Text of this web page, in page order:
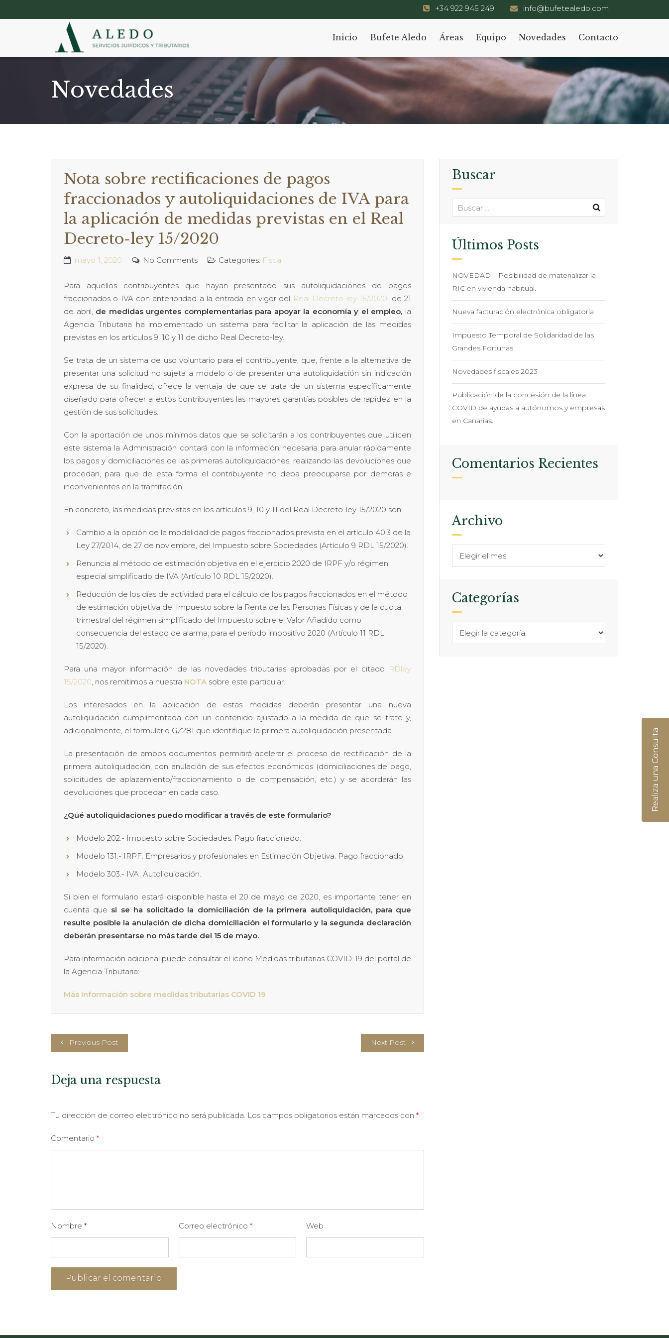
+34 922 945 249 info@bufetealedo.com
Inicio Bufete Aledo Áreas Equipo Novedades Contacto
Novedades
Nota sobre rectificaciones de pagos
fraccionados y autoliquidaciones de IVA para
la aplicación de medidas previstas en el Real
Decreto-ley 15/2020
mayo 1, 2020 No Comments Categories: Fiscal
Para aquellos contribuyentes que hayan presentado sus autoliquidaciones de pagos
fraccionados o IVA con anterioridad a la entrada en vigor del Real Decreto-ley 15/2020, de 21
de abril, de medidas urgentes complementarias para apoyar la economía y el empleo, la
Agencia Tributaria ha implementado un sistema para facilitar la aplicación de las medidas
previstas en los artículos 9, 10 y 11 de dicho Real Decreto-ley.
Se trata de un sistema de uso voluntario para el contribuyente, que, frente a la alternativa de
presentar una solicitud no sujeta a modelo o de presentar una autoliquidación sin indicación
expresa de su finalidad, ofrece la ventaja de que se trata de un sistema específicamente
diseñado para ofrecer a estos contribuyentes las mayores garantías posibles de rapidez en la
gestión de sus solicitudes.
Con la aportación de unos mínimos datos que se solicitarán a los contribuyentes que utilicen
este sistema la Administración contará con la información necesaria para anular rápidamente
los pagos y domiciliaciones de las primeras autoliquidaciones, realizando las devoluciones que
procedan, para que de esta forma el contribuyente no deba preocuparse por demoras e
inconvenientes en la tramitación.
En concreto, las medidas previstas en los artículos 9, 10 y 11 del Real Decreto-ley 15/2020 son:
Cambio a la opción de la modalidad de pagos fraccionados prevista en el artículo 40.3 de la
Ley 27/2014, de 27 de noviembre, del Impuesto sobre Sociedades (Artículo 9 RDL 15/2020).
Renuncia al método de estimación objetiva en el ejercicio 2020 de IRPF y/o régimen
especial simplificado de IVA (Artículo 10 RDL 15/2020).
Reducción de los días de actividad para el cálculo de los pagos fraccionados en el método
de estimación objetiva del Impuesto sobre la Renta de las Personas Físicas y de la cuota
trimestral del régimen simplificado del Impuesto sobre el Valor Añadido como
consecuencia del estado de alarma, para el período impositivo 2020 (Artículo 11 RDL
15/2020).
Para una mayor información de las novedades tributarias aprobadas por el citado RDley
15/2020, nos remitimos a nuestra NOTA sobre este particular.
Los interesados en la aplicación de estas medidas deberán presentar una nueva
autoliquidación cumplimentada con un contenido ajustado a la medida de que se trate y,
adicionalmente, el formulario GZ281 que identifique la primera autoliquidación presentada.
La presentación de ambos documentos permitirá acelerar el proceso de rectificación de la
primera autoliquidación, con anulación de sus efectos económicos (domiciliaciones de pago,
solicitudes de aplazamiento/fraccionamiento o de compensación, etc.) y se acordarán las
devoluciones que procedan en cada caso.
¿Qué autoliquidaciones puedo modificar a través de este formulario?
Modelo 202.- Impuesto sobre Sociedades. Pago fraccionado.
Modelo 131.- IRPF. Empresarios y profesionales en Estimación Objetiva. Pago fraccionado.
Modelo 303.- IVA. Autoliquidación.
Si bien el formulario estará disponible hasta el 20 de mayo de 2020, es importante tener en
cuenta que si se ha solicitado la domiciliación de la primera autoliquidación, para que
resulte posible la anulación de dicha domiciliación el formulario y la segunda declaración
deberán presentarse no más tarde del 15 de mayo.
Para información adicional puede consultar el icono Medidas tributarias COVID-19 del portal de
la Agencia Tributaria:
Más información sobre medidas tributarias COVID 19
Previous Post Next Post
Deja una respuesta
Tu dirección de correo electrónico no será publicada. Los campos obligatorios están marcados con *
Comentario *
Nombre * Correo electrónico * Web
Buscar
Últimos Posts
NOVEDAD – Posibilidad de materializar la
RIC en vivienda habitual.
Nueva facturación electrónica obligatoria
Impuesto Temporal de Solidaridad de las
Grandes Fortunas
Novedades fiscales 2023
Publicación de la concesión de la línea
COVID de ayudas a autónomos y empresas
en Canarias.
Comentarios Recientes
Archivo
Categorías
Realiza una Consulta